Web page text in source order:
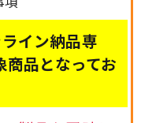
イン納品専
品となってお